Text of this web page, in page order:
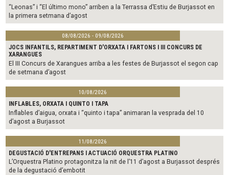
“Leonas” i “El último mono” arriben a la Terrassa d’Estiu de Burjassot en
la primera setmana d’agost
08/08/2026 - 09/08/2026
JOCS INFANTILS, REPARTIMENT D'ORXATA I FARTONS I III CONCURS DE
XARANGUES
El III Concurs de Xarangues arriba a les festes de Burjassot el segon cap
de setmana d’agost
10/08/2026
INFLABLES, ORXATA I QUINTO I TAPA
Inflables d’aigua, orxata i “quinto i tapa” animaran la vesprada del 10
d’agost a Burjassot
11/08/2026
DEGUSTACIÓ D'ENTREPANS I ACTUACIÓ ORQUESTRA PLATINO
L’Orquestra Platino protagonitza la nit de l’11 d’agost a Burjassot després
de la degustació d’embotit